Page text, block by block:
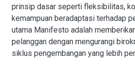
prinsip dasar seperti fleksibilitas,
kemampuan beradaptasi terhadap
utama Manifesto adalah
pelanggan dengan mengurangi
siklus pengembangan yang lebih